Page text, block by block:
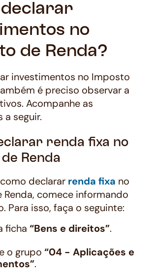
declarar
no
de Renda?
investimentos no Imposto
é preciso observar a
Acompanhe as
a seguir.
renda fixa no
de Renda
declarar renda fixa no
comece informando
Para isso, faça o seguinte:
ficha “Bens e direitos”.
o grupo “04 - Aplicações e
.